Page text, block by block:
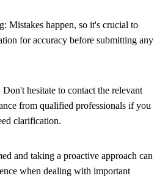
Mistakes happen, so it's crucial to
for accuracy before submitting any
hesitate to contact the relevant
from qualified professionals if you
clarification.
and taking a proactive approach can
when dealing with important